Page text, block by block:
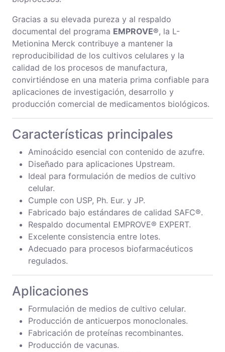
Gracias a su elevada pureza y al respaldo
documental del programa EMPROVE®, la L-
Metionina Merck contribuye a mantener la
reproducibilidad de los cultivos celulares y la
calidad de los procesos de manufactura,
convirtiéndose en una materia prima confiable para
aplicaciones de investigación, desarrollo y
producción comercial de medicamentos biológicos.
Características principales
Aminoácido esencial con contenido de azufre.
Diseñado para aplicaciones Upstream.
Ideal para formulación de medios de cultivo
celular.
Cumple con USP, Ph. Eur. y JP.
Fabricado bajo estándares de calidad SAFC®.
Respaldo documental EMPROVE® EXPERT.
Excelente consistencia entre lotes.
Adecuado para procesos biofarmacéuticos
regulados.
Aplicaciones
Formulación de medios de cultivo celular.
Producción de anticuerpos monoclonales.
Fabricación de proteínas recombinantes.
Producción de vacunas.